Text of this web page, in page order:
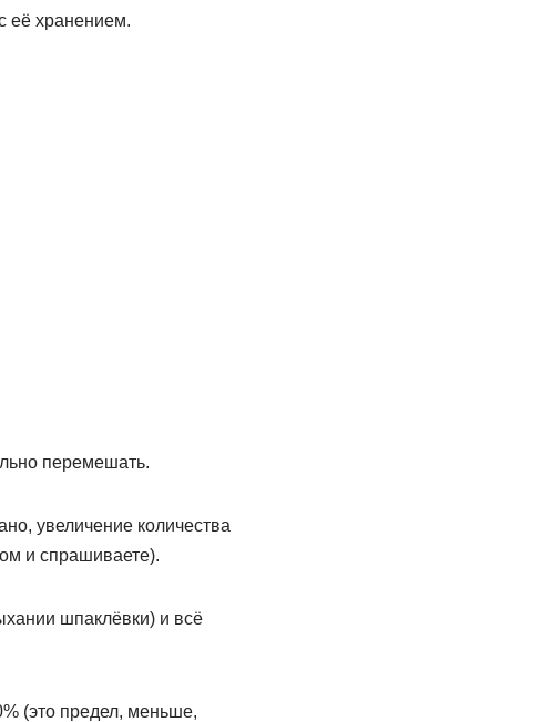
её хранением.
перемешать.
увеличение количества
и спрашиваете).
шпаклёвки) и всё
(это предел, меньше,